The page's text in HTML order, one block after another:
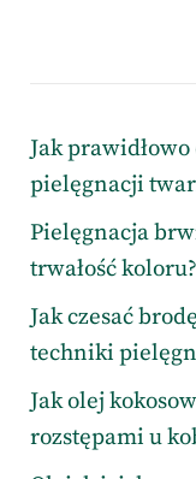
Jak
pielęgnacji
Pielęgnacja
trwałość koloru?
Jak czesać
techniki
Jak olej
rozstępami u